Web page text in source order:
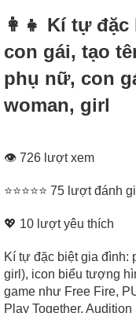
👩‍👧 Kí tự
con gái, tạo
phụ nữ, con
woman, girl
👁 726 lượt xem
⭐⭐⭐⭐⭐ 75 lượt đánh
💖 10 lượt yêu thích
Kí tự đặc biệt gia đình:
girl), icon biểu tượng
game như Free Fire,
Play Together, Audition